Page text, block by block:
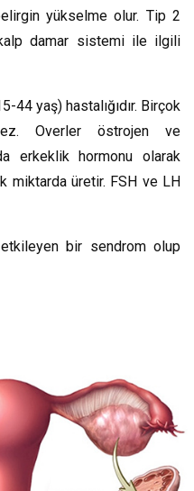
yükselme olur. Tip 2
damar sistemi ile ilgili
44 yaş) hastalığıdır. Birçok
Overler östrojen ve
erkeklik hormonu olarak
miktarda üretir. FSH ve LH
bir sendrom olup